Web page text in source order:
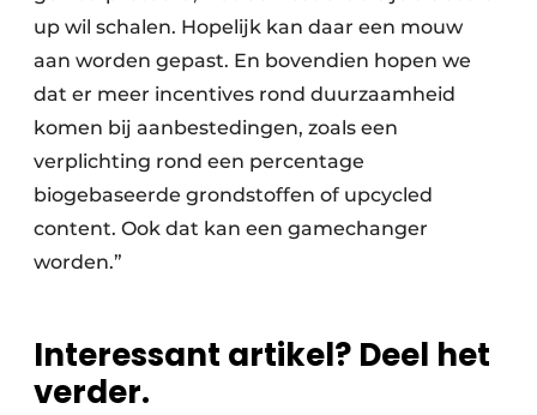
up wil schalen. Hopelijk kan daar een mouw
aan worden gepast. En bovendien hopen we
dat er meer incentives rond duurzaamheid
komen bij aanbestedingen, zoals een
verplichting rond een percentage
biogebaseerde grondstoffen of upcycled
content. Ook dat kan een gamechanger
worden.”
Interessant artikel? Deel het
verder.